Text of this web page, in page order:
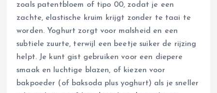
zoals patentbloem of tipo 00, zodat je een
zachte, elastische kruim krijgt zonder te taai te
worden. Yoghurt zorgt voor malsheid en een
subtiele zuurte, terwijl een beetje suiker de rijzing
helpt. Je kunt gist gebruiken voor een diepere
smaak en luchtige blazen, of kiezen voor
bakpoeder (of baksoda plus yoghurt) als je sneller